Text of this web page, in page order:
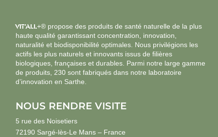
VIT’ALL+® propose des produits de santé naturelle de la plus
haute qualité garantissant concentration, innovation,
naturalité et biodisponibilité optimales. Nous privilégions les
actifs les plus naturels et innovants issus de filières
biologiques, françaises et durables. Parmi notre large gamme
de produits, 230 sont fabriqués dans notre laboratoire
d’innovation en Sarthe.
NOUS RENDRE VISITE
5 rue des Noisetiers
72190 Sargé-lès-Le Mans – France